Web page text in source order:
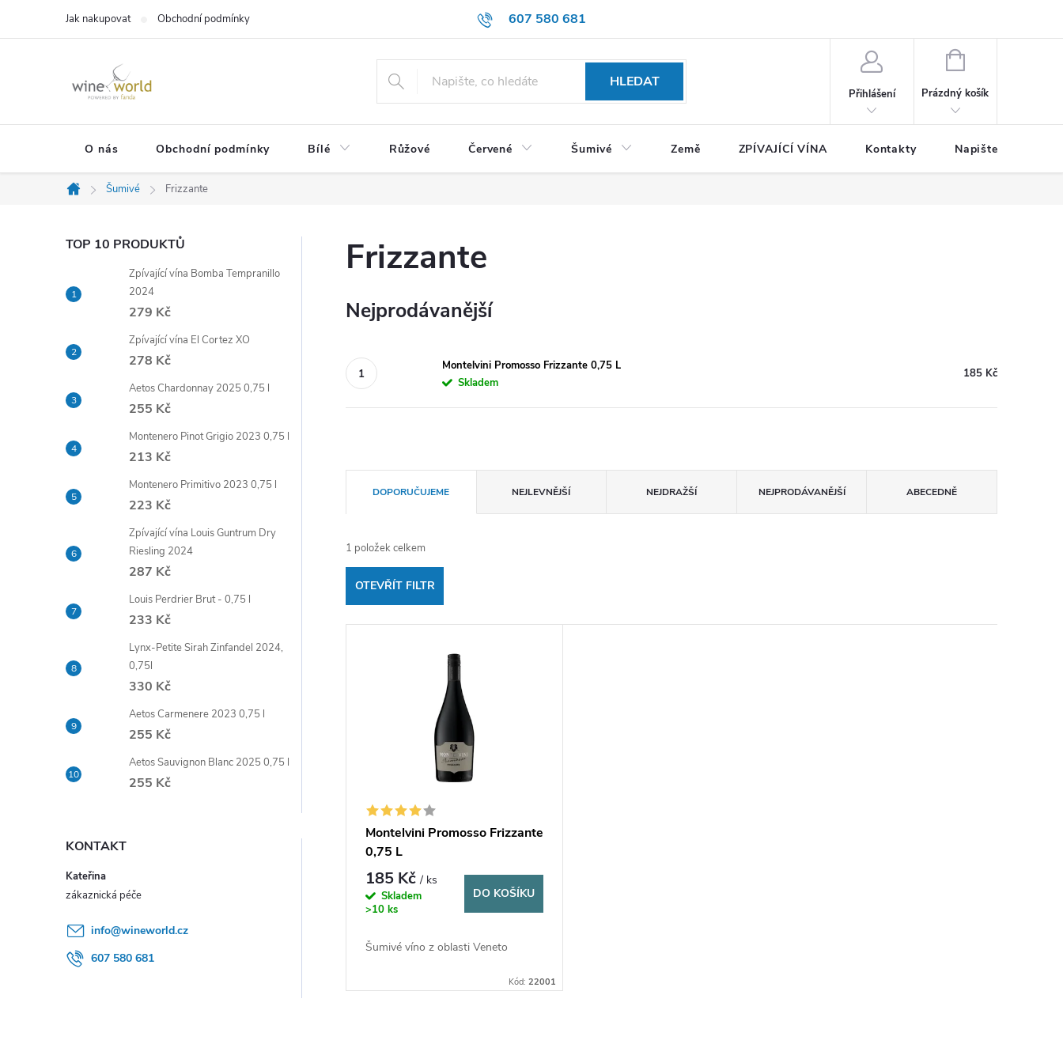
607 580 681
Jak nakupovat Obchodní podmínky
HLEDAT
Přihlášení
NÁKUPNÍ
Prázdný košík
O nás Obchodní podmínky Bílé Růžové Červené Šumivé Země ZPÍVAJÍCÍ VÍNA Kontakty Napište nám
Domů
Šumivé Frizzante
P
o
s
t
r
a
n
í
p
a
n
e
l
TOP 10 PRODUKTŮ
Zpívající vína Bomba Tempranillo
2024
279 Kč
Zpívající vína El Cortez XO
278 Kč
Aetos Chardonnay 2025 0,75 l
255 Kč
Montenero Pinot Grigio 2023 0,75 l
213 Kč
Montenero Primitivo 2023 0,75 l
223 Kč
Zpívající vína Louis Guntrum Dry
Riesling 2024
287 Kč
Louis Perdrier Brut - 0,75 l
233 Kč
Lynx-Petite Sirah Zinfandel 2024,
0,75l
330 Kč
Aetos Carmenere 2023 0,75 l
255 Kč
Aetos Sauvignon Blanc 2025 0,75 l
255 Kč
KONTAKT
Kateřina
info@wineworld.cz
607 580 681
Frizzante
Nejprodávanější
Montelvini Promosso Frizzante 0,75 L
Skladem
185 Kč
a
z
e
ů
DOPORUČUJEME NEJLEVNĚJŠÍ NEJDRAŽŠÍ NEJPRODÁVANĚJŠÍ ABECEDNĚ
1 položek celkem
OTEVŘÍT FILTR
u
Montelvini Promosso Frizzante
0,75 L
185 Kč/ ks
Skladem
>10 ks
DO KOŠÍKU
Šumivé víno z oblasti Veneto
Kód:22001